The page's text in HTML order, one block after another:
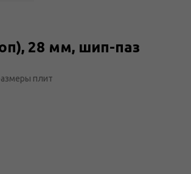
28 мм, шип-паз
плит